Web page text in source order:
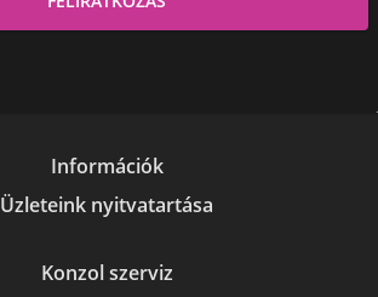
Információk
Üzleteink nyitvatartása
Konzol szerviz